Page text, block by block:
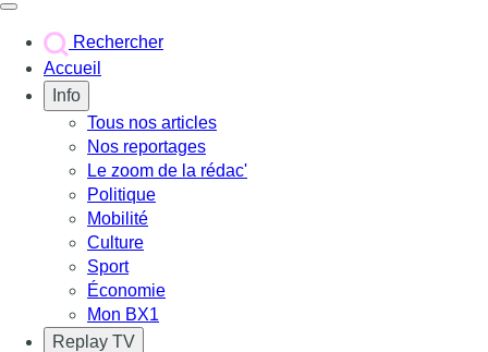
Rechercher
Accueil
Info
Tous nos articles
Nos reportages
Le zoom de la rédac'
Politique
Mobilité
Culture
Sport
Économie
Mon BX1
Replay TV